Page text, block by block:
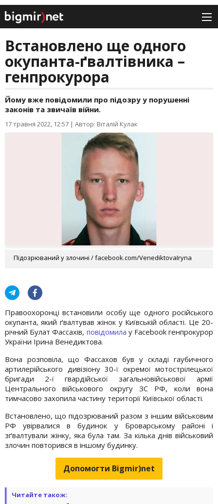
Встановлено ще одного
окупанта-ґвалтівника –
генпрокурора
Йому вже повідомили про підозру у порушенні
законів та звичаїв війни.
17 травня 2022, 12:57 | Автор: Віталій Кулак
Підозрюваний у злочині / facebook.com/VenediktovaIryna
Правоохоронці встановили особу ще одного російського
окупанта, який ґвалтував жінок у Київській області. Це 20-
річний Булат Фассахів, повідомила у Facebook генпрокурор
України Ірина Венедиктова.
Вона розповіла, що Фассахов був у складі гаубичного
артилерійського дивізіону 30-ї окремої мотострілецької
бригади 2-ї гвардійської загальновійськової армії
Центрального військового округу ЗС РФ, коли вона
тимчасово захопила частину території Київської області.
Встановлено, що підозрюваний разом з іншим військовим
РФ увірвалися в будинок у Броварському районі і
зґвалтували жінку, яка була там. За кілька днів військовий
злочин повторився в іншому будинку.
Допомогти Bigmir)net
Читайте також: